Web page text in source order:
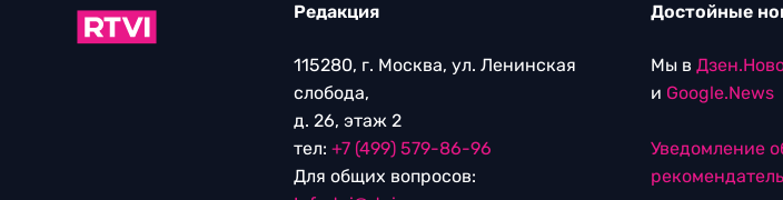
Редакция
115280, г. Москва, ул. Ленинская
слобода,
д. 26, этаж 2
тел: +7 (499) 579-86-96
Для общих вопросов:
Достойные
Мы в
и Google.News
Уведомление